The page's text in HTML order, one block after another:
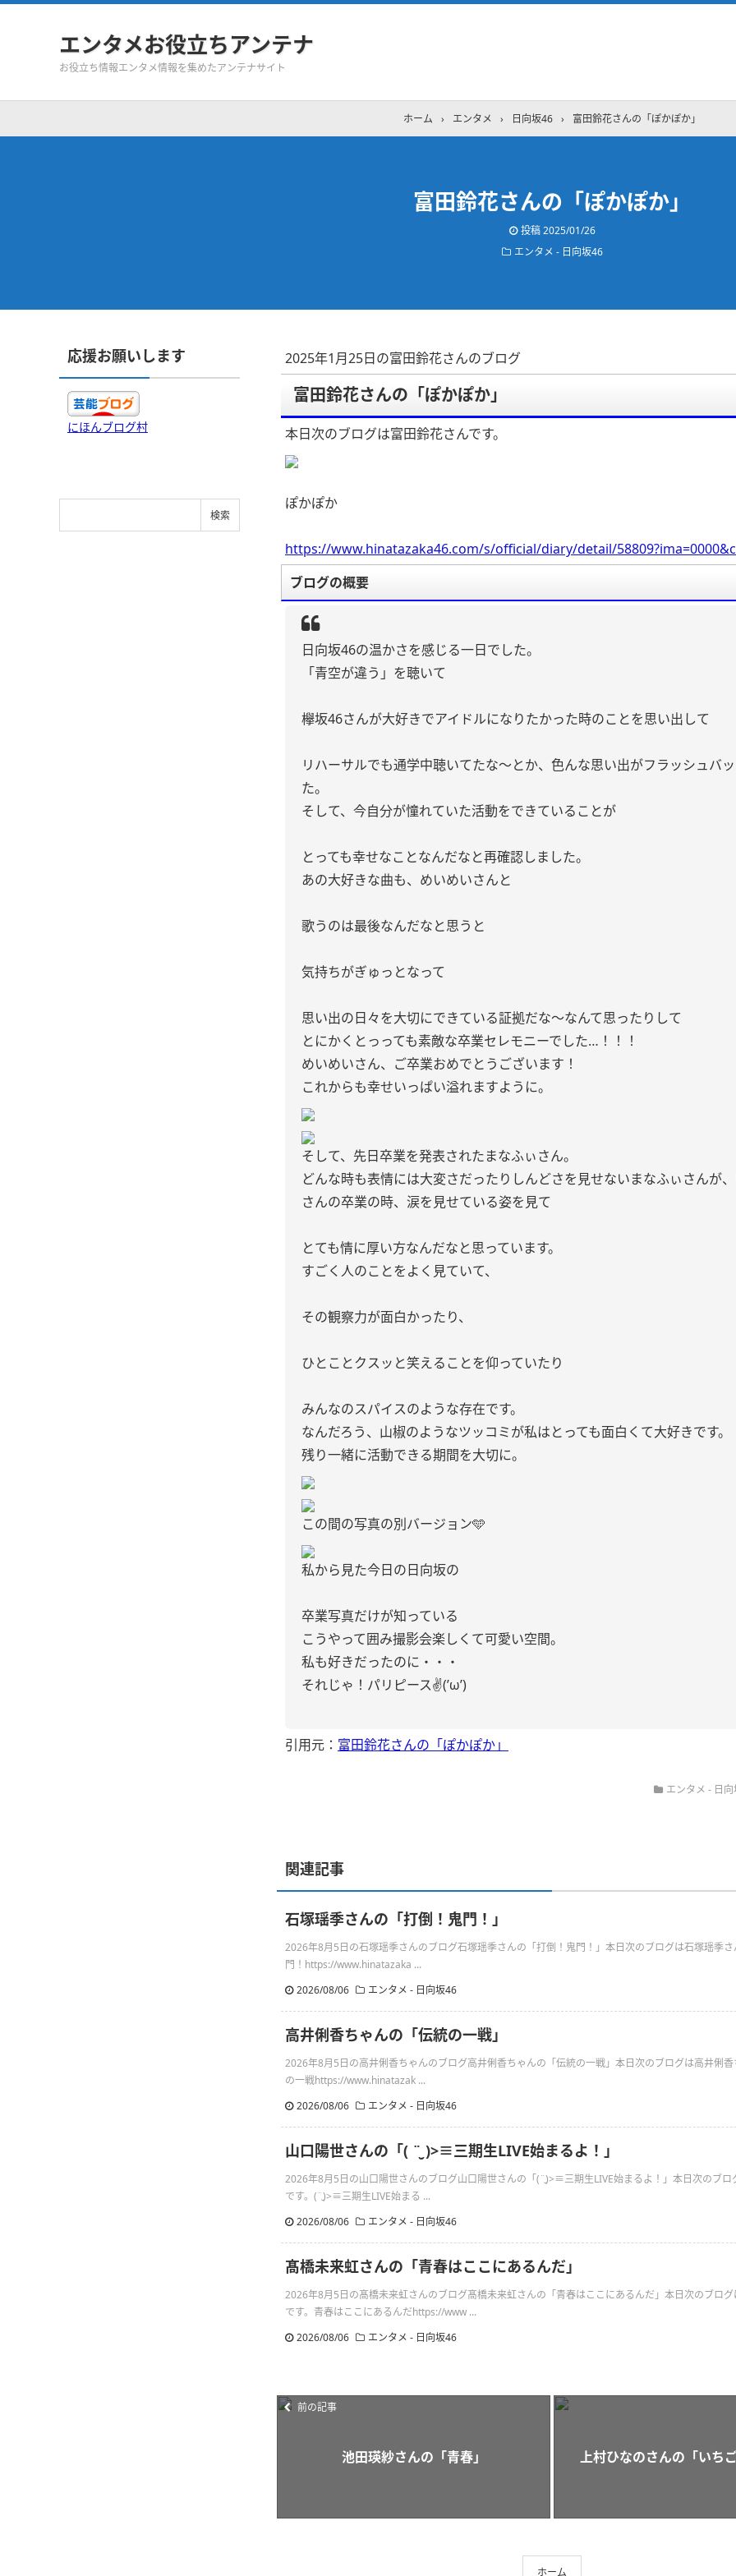
エンタメお役立ちアンテナ
お役立ち情報エンタメ情報を集めたアンテナサイト
ホーム › エンタメ › 日向坂46 › 富田鈴花さんの「ぽかぽか」
富田鈴花さんの「ぽかぽか」
投稿2025/01/26
エンタメ - 日向坂46
2025年1月25日の富田鈴花さんのブログ
富田鈴花さんの「ぽかぽか」
本日次のブログは富田鈴花さんです。
ぽかぽか
https://www.hinatazaka46.com/s/official/diary/detail/
ブログの概要
日向坂46の温かさを感じる一日でした。
「青空が違う」を聴いて
欅坂46さんが大好きでアイドルになりたかった時のことを思い出して
リハーサルでも通学中聴いてたな〜とか、色んな思い出がフラッシュバ
た。
そして、今自分が憧れていた活動をできていることが
とっても幸せなことなんだなと再確認しました。
あの大好きな曲も、めいめいさんと
歌うのは最後なんだなと思うと
気持ちがぎゅっとなって
思い出の日々を大切にできている証拠だな〜なんて思ったりして
とにかくとっっても素敵な卒業セレモニーでした…！！！
めいめいさん、ご卒業おめでとうございます！
これからも幸せいっぱい溢れますように。
そして、先日卒業を発表されたまなふぃさん。
どんな時も表情には大変さだったりしんどさを見せないまなふぃさんが
さんの卒業の時、涙を見せている姿を見て
とても情に厚い方なんだなと思っています。
すごく人のことをよく見ていて、
その観察力が面白かったり、
ひとことクスッと笑えることを仰っていたり
みんなのスパイスのような存在です。
なんだろう、山椒のようなツッコミが私はとっても面白くて大好きです。
残り一緒に活動できる期間を大切に。
この間の写真の別バージョン️🩵
私から見た今日の日向坂の
卒業写真だけが知っている
こうやって囲み撮影会楽しくて可愛い空間。
私も好きだったのに・・・
それじゃ！パリピース✌(’ω’)
引用元： 富田鈴花さんの「ぽかぽか」
エンタメ - 日
関連記事
石塚瑶季さんの「打倒！鬼門！」
2026年8月5日の石塚瑶季さんのブログ石塚瑶季さんの「打倒！鬼門！」本日次のブログは石塚瑶季さ
門！https://www.hinatazaka ...
2026/08/06
エンタメ - 日向坂46
高井俐香ちゃんの「伝統の一戦」
2026年8月5日の高井俐香ちゃんのブログ高井俐香ちゃんの「伝統の一戦」本日次のブログは高井俐香
の一戦https://www.hinatazak ...
2026/08/06
エンタメ - 日向坂46
山口陽世さんの「( ¨̮ )>≡三期生LIVE始まるよ！」
2026年8月5日の山口陽世さんのブログ山口陽世さんの「(¨̮)>≡三期生LIVE始まるよ！」本日次のブロ
です。(¨̮)>≡三期生LIVE始まる ...
2026/08/06
エンタメ - 日向坂46
髙橋未来虹さんの「青春はここにあるんだ」
2026年8月5日の髙橋未来虹さんのブログ髙橋未来虹さんの「青春はここにあるんだ」本日次のブロ
です。青春はここにあるんだhttps://www ...
2026/08/06
エンタメ - 日向坂46
前の記事
池田瑛紗さんの「青春」 上村ひなのさんの「いちご
ホーム
応援お願いします
にほんブログ村